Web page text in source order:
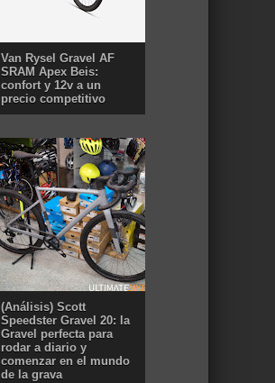
Van Rysel Gravel AF
SRAM Apex Beis:
confort y 12v a un
precio competitivo
(Análisis) Scott
Speedster Gravel 20: la
Gravel perfecta para
rodar a diario y
comenzar en el mundo
de la grava